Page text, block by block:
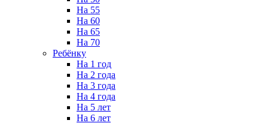
На 55
На 60
На 65
На 70
Ребёнку
На 1 год
На 2 года
На 3 года
На 4 года
На 5 лет
На 6 лет